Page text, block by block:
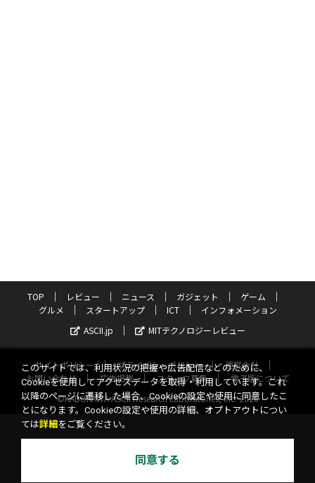
TOP レビュー ニュース ガジェット
ゲーム
グルメ
スタートアップ ICT
インフォメーション
ASCII.jp
MITテクノロジーレビュー
サイトポリシー プライバシーポリシー
運営会社
お問い合わせ
広告掲載 スタッフ募集
電子版について
©KADOKAWA ASCII Research Laboratories, Inc. 2026
このサイトでは、利用状況の把握や広告配信などのために、
Cookieを使用してアクセスデータを取得・利用しています。これ
以降のページに遷移した場合、Cookieの設定や使用に同意したこ
とになります。Cookieの設定や使用の詳細、オプトアウトについ
ては詳細 をご覧ください。
同意する